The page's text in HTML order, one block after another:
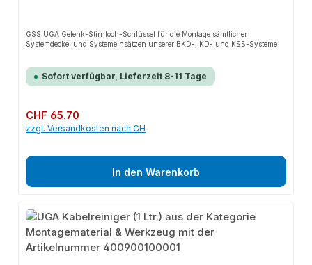
GSS UGA Gelenk-Stirnloch-Schlüssel für die Montage sämtlicher
Systemdeckel und Systemeinsätzen unserer BKD-, KD- und KSS-Systeme
Sofort verfügbar, Lieferzeit 8-11 Tage
Regulärer Preis:
CHF 65.70
zzgl. Versandkosten nach CH
In den Warenkorb